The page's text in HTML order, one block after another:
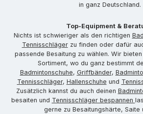
in ganz Deutschland.
Top-Equipment &
Nichts ist schwieriger als den richtigen
Tennisschlägerzu finden oder dafür
passende Besaitung zu wählen. Wir
Sortiment, wo du ganz bestimmt
Badmintonschuhe, Griffbänder,
Tennisschläger, Hallenschuhe und
Zusätzlich kannst du auch deinen
besaiten und Tennisschläger bespannen
gerne zu Besaitungshärte, Saite